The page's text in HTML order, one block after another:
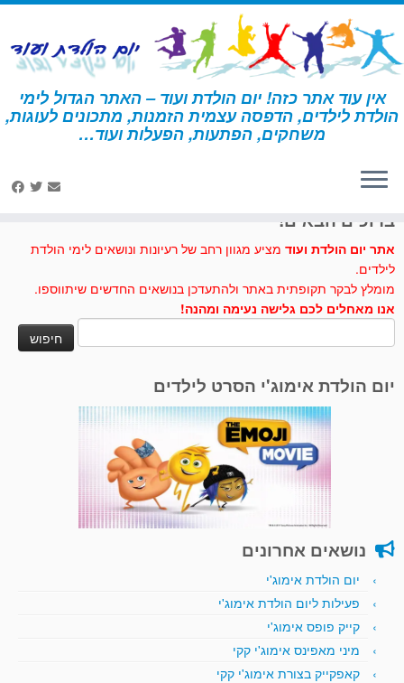
דלג
לתוכן
אין עוד אתר כזה! יום הולדת ועוד – האתר הגדול לימי
הולדת לילדים, הדפסה עצמית הזמנות, מתכונים לעוגות,
משחקים, הפתעות, הפעלות ועוד… דף הבית » כיס הכוכבים
ברוכים הבאים!
אתר יום הולדת ועוד מציע מגוון רחב של רעיונות ונושאים לימי הולדת
לילדים.
מומלץ לבקר תקופתית באתר ולהתעדכן בנושאים החדשים שיתווספו.
אנו מאחלים לכם גלישה נעימה ומהנה!
יום הולדת אימוג'י הסרט לילדים
נושאים אחרונים
יום הולדת אימוג'י
פעילות ליום הולדת אימוג'י
קייק פופס אימוג'י
מיני מאפינס אימוג'י קקי
קאפקייק בצורת אימוג'י קקי